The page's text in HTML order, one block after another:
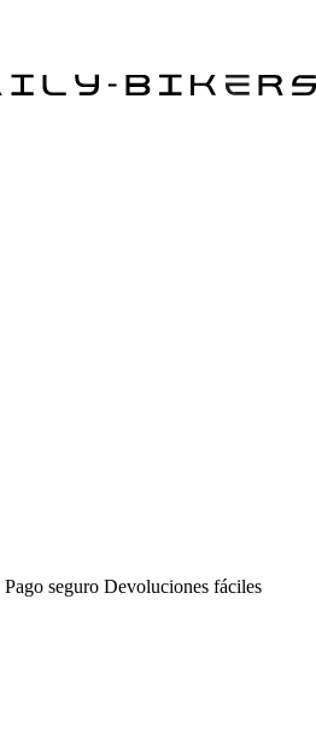
Pago seguro Devoluciones fáciles